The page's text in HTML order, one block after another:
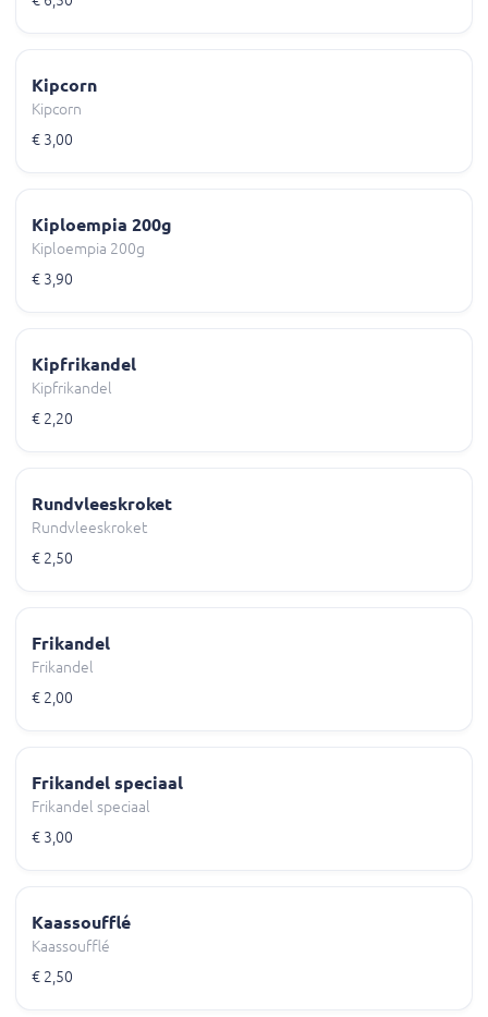
Kipcorn
Kipcorn
€ 3,00
Kiploempia 200g
Kiploempia 200g
€ 3,90
Kipfrikandel
Kipfrikandel
€ 2,20
Rundvleeskroket
Rundvleeskroket
€ 2,50
Frikandel
Frikandel
€ 2,00
Frikandel speciaal
Frikandel speciaal
€ 3,00
Kaassoufflé
Kaassoufflé
€ 2,50